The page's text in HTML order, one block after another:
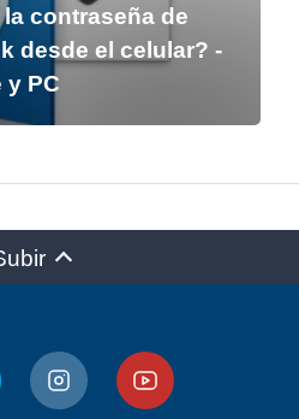
contraseña de
desde el celular? -
y PC